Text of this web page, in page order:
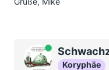
Online
Koryphäe